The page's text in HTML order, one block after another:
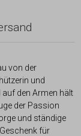
von der
und
den Armen hält
der Passion
und ständige
für